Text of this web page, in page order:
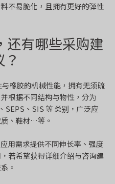
不易脆化，且拥有更好的弹性
还有哪些采购建
？
橡胶的机械性能，拥有无须硫
根据不同结构与物性，分为
SEPS、SIS 等 类别，广泛应
、鞋材…等。
用需求提供不同伸长率、强度
若希望获得详细介绍与咨询建
。